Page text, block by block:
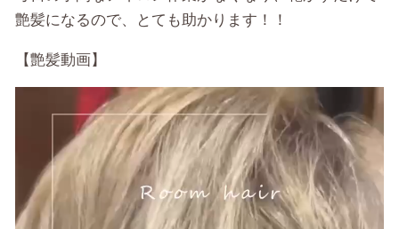
艶髪になるので、とても助かります！！
【艶髪動画】
ー
ヤ